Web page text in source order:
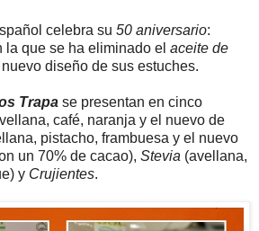
celebra su 50 aniversario:
la que se ha eliminado el aceite de
diseño de sus estuches.
Trapa se presentan en cinco
café, naranja y el nuevo de
pistacho, frambuesa y el nuevo
un 70% de cacao), Stevia (avellana,
y Crujientes.